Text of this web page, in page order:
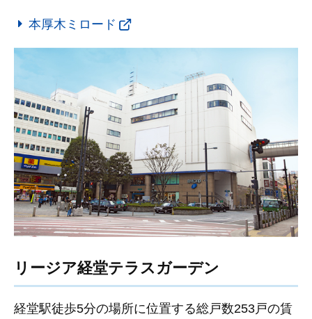
本厚木ミロード
リージア経堂テラスガーデン
経堂駅徒歩5分の場所に位置する総戸数253戸の賃